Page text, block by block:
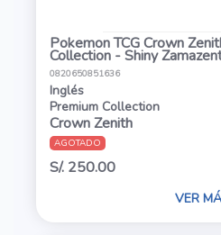
Pokemon TCG Crown
Collection - Shiny
0820650851636
Inglés
Premium Collection
Crown Zenith
AGOTADO
S/. 250.00
VER